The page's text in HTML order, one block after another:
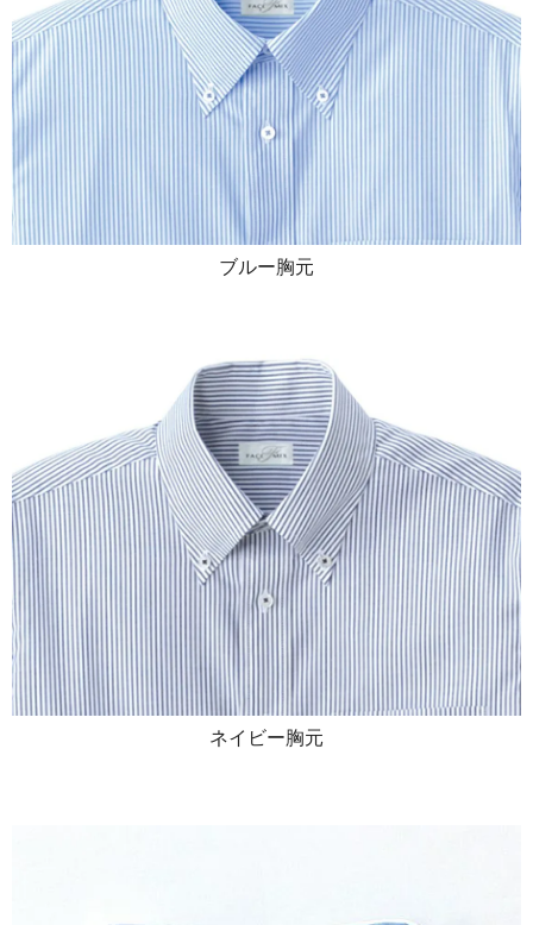
ブルー胸元
ネイビー胸元